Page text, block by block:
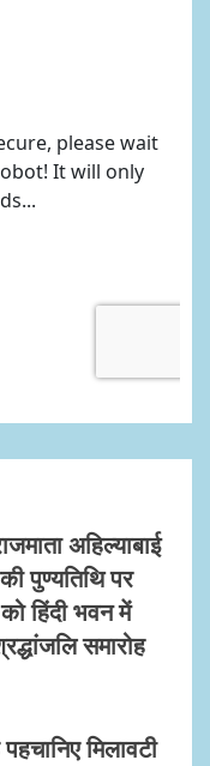
अहिल्याबाई
पुण्यतिथि पर
हिंदी भवन में
समारोह
मिलावटी